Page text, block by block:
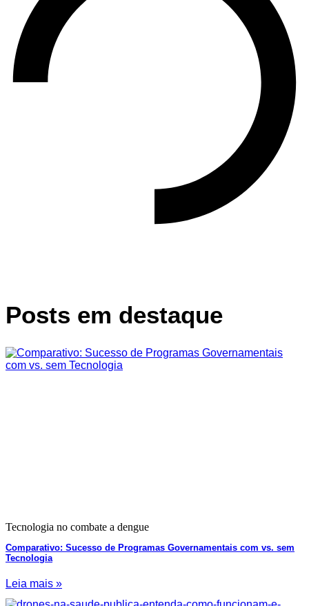
Posts em destaque
Tecnologia no combate a dengue
Comparativo: Sucesso de Programas Governamentais com vs. sem
Tecnologia
Leia mais »